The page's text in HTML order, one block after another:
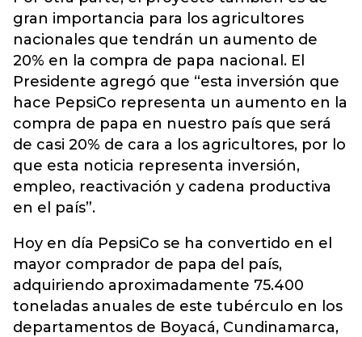
gran importancia para los agricultores
nacionales que tendrán un aumento de
20% en la compra de papa nacional . El
Presidente agregó que “esta inversión que
hace PepsiCo representa un aumento en la
compra de papa en nuestro país que será
de casi 20% de cara a los agricultores, por lo
que esta noticia representa inversión,
empleo, reactivación y cadena productiva
en el país”.
Hoy en día PepsiCo se ha convertido en el
mayor comprador de papa del país,
adquiriendo aproximadamente 75.400
toneladas anuales de este tubérculo en los
departamentos de Boyacá, Cundinamarca,